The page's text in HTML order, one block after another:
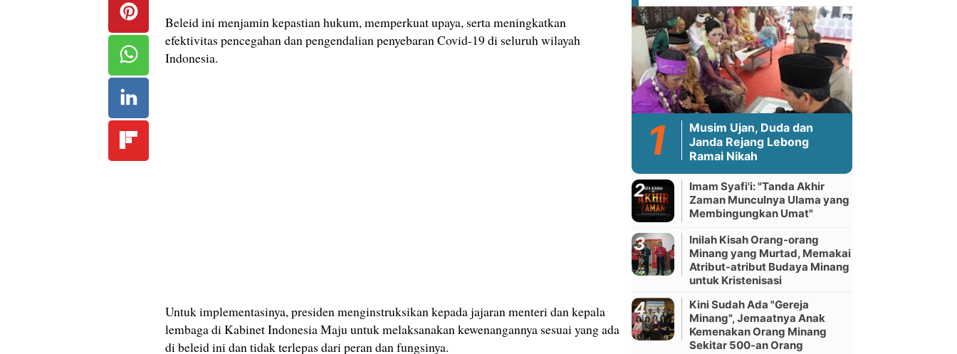
Beleid ini menjamin kepastian hukum, memperkuat upaya, serta meningkatkan
efektivitas pencegahan dan pengendalian penyebaran Covid-19 di seluruh wilayah
Indonesia.
Untuk implementasinya, presiden menginstruksikan kepada jajaran menteri dan kepala
lembaga di Kabinet Indonesia Maju untuk melaksanakan kewenangannya sesuai yang ada
di beleid ini dan tidak terlepas dari peran dan fungsinya.
Musim Ujan, Duda dan
Janda Rejang Lebong
Ramai Nikah
Imam Syafi'i: "Tanda Akhir
Zaman Munculnya Ulama yang
Membingungkan Umat"
Inilah Kisah Orang-orang
Minang yang Murtad, Memakai
Atribut-atribut Budaya Minang
untuk Kristenisasi
Kini Sudah Ada "Gereja
Minang", Jemaatnya Anak
Kemenakan Orang Minang
Sekitar 500-an Orang